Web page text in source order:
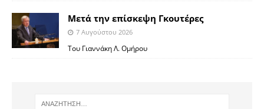
Μετά την επίσκεψη Γκουτέρες
7 Αυγούστου 2026
Του Γιαννάκη Λ. Ομήρου